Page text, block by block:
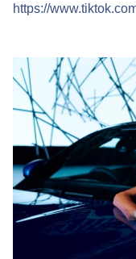
https://